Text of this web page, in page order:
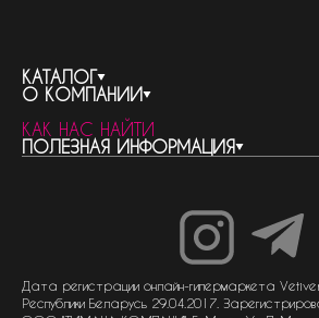
КАТАЛОГ
весь каталог
бренды
женская парфюмерия
мужская парфюмерия
унисекс парфюмерия
О КОМПАНИИ
контакты
о компании
доставка и оплата
КАК НАС НАЙТИ
ПОЛЕЗНАЯ ИНФОРМАЦИЯ
как совершить покупку
политика обработки
политика обработки файлов
Дата регистрации онлайн-гипермаркета
Республики Беларусь 29.04.2017.